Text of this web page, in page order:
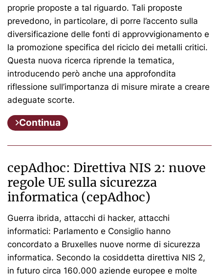
proprie proposte a tal riguardo. Tali proposte
prevedono, in particolare, di porre l’accento sulla
diversificazione delle fonti di approvvigionamento e
la promozione specifica del riciclo dei metalli critici.
Questa nuova ricerca riprende la tematica,
introducendo però anche una approfondita
riflessione sull’importanza di misure mirate a creare
adeguate scorte.
Continua
cepAdhoc: Direttiva NIS 2: nuove
regole UE sulla sicurezza
informatica (cepAdhoc)
Guerra ibrida, attacchi di hacker, attacchi
informatici: Parlamento e Consiglio hanno
concordato a Bruxelles nuove norme di sicurezza
informatica. Secondo la cosiddetta direttiva NIS 2,
in futuro circa 160.000 aziende europee e molte